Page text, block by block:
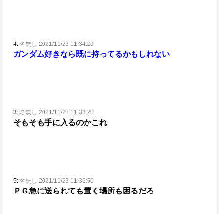
4: 名無し 2021/11/23 11:34:20
ガンダム好きなら既に持ってるかもしれない
3: 名無し 2021/11/23 11:33:20
そもそも手に入るのかこれ
5: 名無し 2021/11/23 11:36:50
ＰＧ急に送られても置く場所も困るだろ